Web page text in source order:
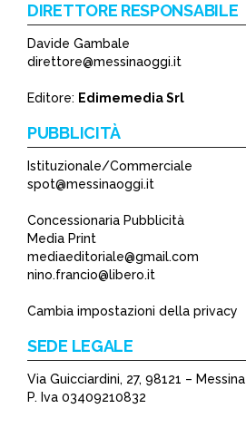
DIRETTORE RESPONSABILE
Davide Gambale
direttore@messinaoggi.it
Editore: Edimemedia Srl
PUBBLICITÀ
Istituzionale/Commerciale
spot@messinaoggi.it
Concessionaria Pubblicità
Media Print
mediaeditoriale@gmail.com
nino.francio@libero.it
Cambia impostazioni della privacy
SEDE LEGALE
Via Guicciardini, 27, 98121 – Messina
P. Iva 03409210832